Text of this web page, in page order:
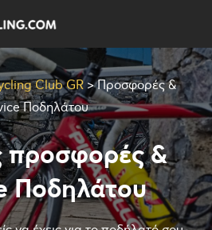
Club GR>Προσφορές &
Ποδηλάτου
προσφορές &
Ποδηλάτου